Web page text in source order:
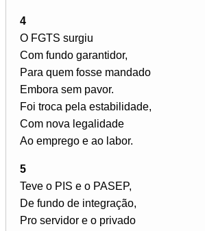
4
O FGTS surgiu
Com fundo garantidor,
Para quem fosse mandado
Embora sem pavor.
Foi troca pela estabilidade,
Com nova legalidade
Ao emprego e ao labor.
5
Teve o PIS e o PASEP,
De fundo de integração,
Pro servidor e o privado